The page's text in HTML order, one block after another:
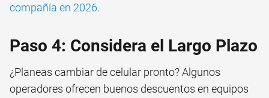
compañía en 2026.
Paso 4: Considera el Largo Plazo
¿Planeas cambiar de celular pronto? Algunos
operadores ofrecen buenos descuentos en equipos